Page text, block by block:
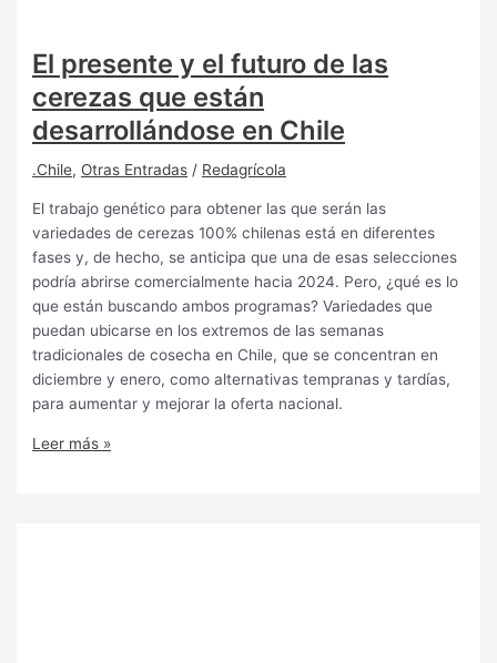
El presente y el futuro de las
cerezas que están
desarrollándose en Chile
.Chile, Otras Entradas / Redagrícola
El trabajo genético para obtener las que serán las
variedades de cerezas 100% chilenas está en diferentes
fases y, de hecho, se anticipa que una de esas selecciones
podría abrirse comercialmente hacia 2024. Pero, ¿qué es lo
que están buscando ambos programas? Variedades que
puedan ubicarse en los extremos de las semanas
tradicionales de cosecha en Chile, que se concentran en
diciembre y enero, como alternativas tempranas y tardías,
para aumentar y mejorar la oferta nacional.
Leer más »